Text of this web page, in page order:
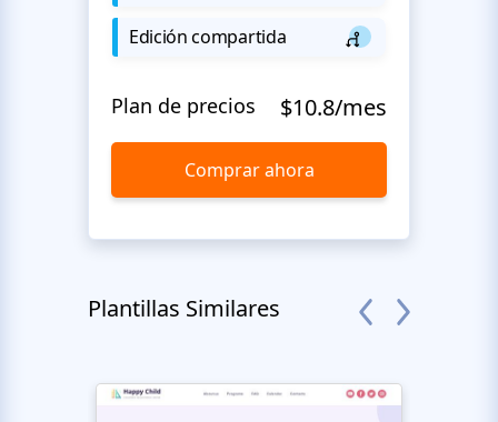
Edición compartida
Plan de precios $10.8/mes
Comprar ahora
Plantillas Similares